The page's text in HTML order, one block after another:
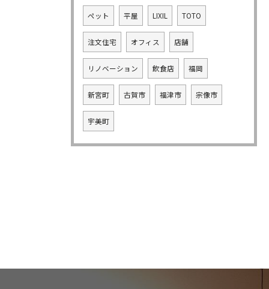
ペット 平屋 LIXIL TOTO
注文住宅 オフィス 店舗
リノベーション 飲食店 福岡
新宮町 古賀市 福津市 宗像市
宇美町